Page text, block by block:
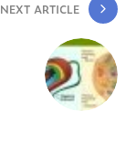
NEXT ARTICLE